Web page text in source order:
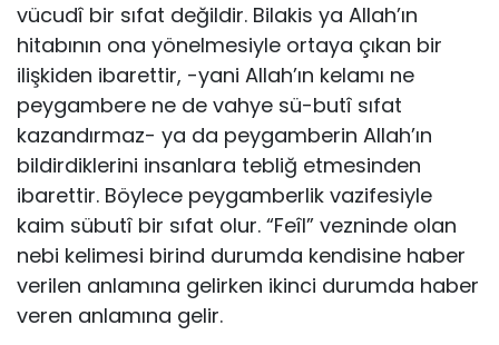
vücudî bir sıfat değildir. Bilakis ya Allah’ın
hitabının ona yönelmesiyle ortaya çıkan bir
ilişkiden ibarettir, -yani Allah’ın kelamı ne
peygambere ne de vahye sü-butî sıfat
kazandırmaz- ya da peygamberin Allah’ın
bildirdiklerini insanlara tebliğ etmesinden
ibarettir. Böylece peygamberlik vazifesiyle
kaim sübutî bir sıfat olur. “Feîl” vezninde olan
nebi kelimesi birind durumda kendisine ha­ber
verilen anlamına gelirken ikinci durumda haber
veren anlamına gelir.